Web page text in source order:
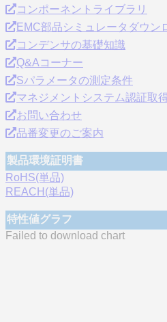
コンポーネントライブラリ
EMC部品シミュレータダウン
コンデンサの基礎知識
Q&Aコーナー
Sパラメータの測定条件
マネジメントシステム認証取
お問い合わせ
品番変更のご案内
製品環境証明書
RoHS(単品)
REACH(単品)
特性値グラフ
Failed to download chart